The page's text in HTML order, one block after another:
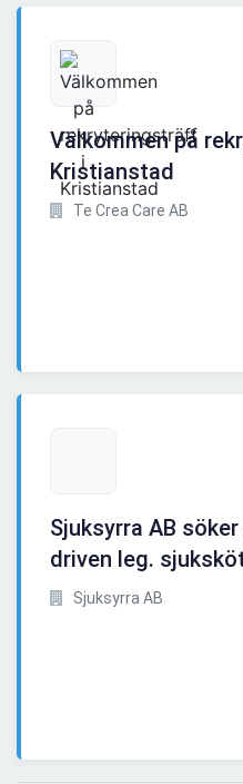
Välkommen på
Kristianstad
Te Crea Care AB
Sjuksyrra AB
driven leg.
Sjuksyrra AB